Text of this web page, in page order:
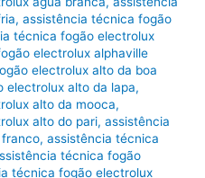
,assistência técnica fogão
técnica fogão electrolux
electrolux alphaville
electrolux alto da boa
electrolux alto da lapa,
alto da mooca,
alto do pari,assistência
,assistência técnica
técnica fogão
técnica fogão electrolux